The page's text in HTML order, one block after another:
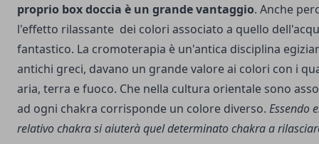
proprio box doccia è un grande vantaggio. Anche
l'effetto rilassante dei colori associato a quello
fantastico. La cromoterapia è un'antica disciplina
antichi greci, davano un grande valore ai colori con i
aria, terra e fuoco. Che nella cultura orientale sono
ad ogni chakra corrisponde un colore diverso. Essendo
relativo chakra si aiuterà quel determinato chakra a